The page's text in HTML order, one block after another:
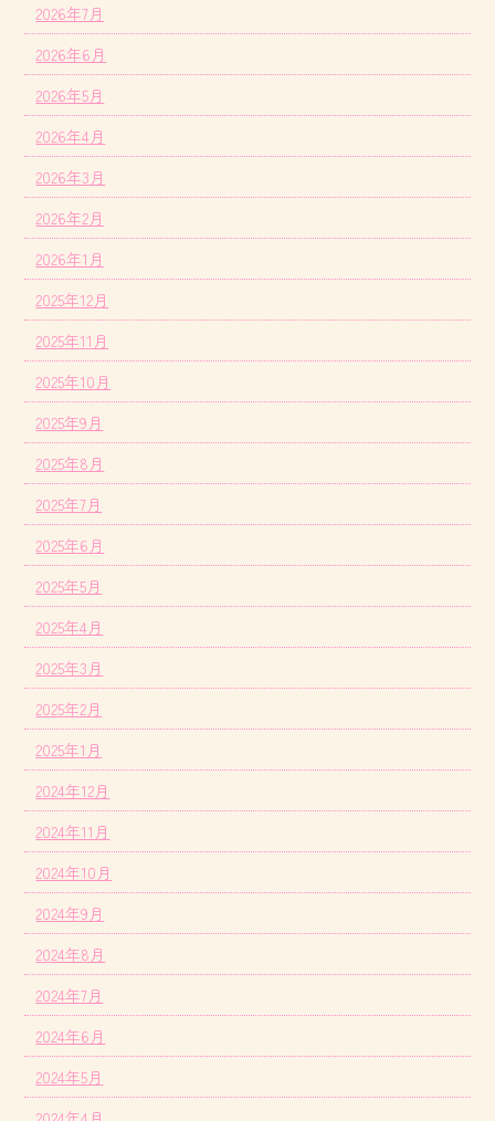
2026年7月
2026年6月
2026年5月
2026年4月
2026年3月
2026年2月
2026年1月
2025年12月
2025年11月
2025年10月
2025年9月
2025年8月
2025年7月
2025年6月
2025年5月
2025年4月
2025年3月
2025年2月
2025年1月
2024年12月
2024年11月
2024年10月
2024年9月
2024年8月
2024年7月
2024年6月
2024年5月